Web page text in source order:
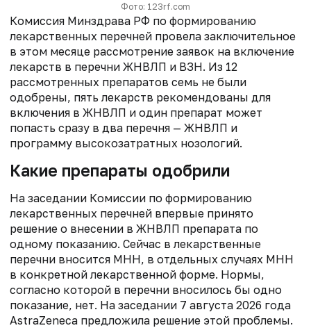
Фото: 123rf.com
Комиссия Минздрава РФ по формированию
лекарственных перечней провела заключительное
в этом месяце рассмотрение заявок на включение
лекарств в перечни ЖНВЛП и ВЗН. Из 12
рассмотренных препаратов семь не были
одобрены, пять лекарств рекомендованы для
включения в ЖНВЛП и один препарат может
попасть сразу в два перечня — ЖНВЛП и
программу высокозатратных нозологий.
Какие препараты одобрили
На заседании Комиссии по формированию
лекарственных перечней впервые принято
решение о внесении в ЖНВЛП препарата по
одному показанию. Сейчас в лекарственные
перечни вносится МНН, в отдельных случаях МНН
в конкретной лекарственной форме. Нормы,
согласно которой в перечни вносилось бы одно
показание, нет. На заседании 7 августа 2026 года
AstraZeneca предложила решение этой проблемы.